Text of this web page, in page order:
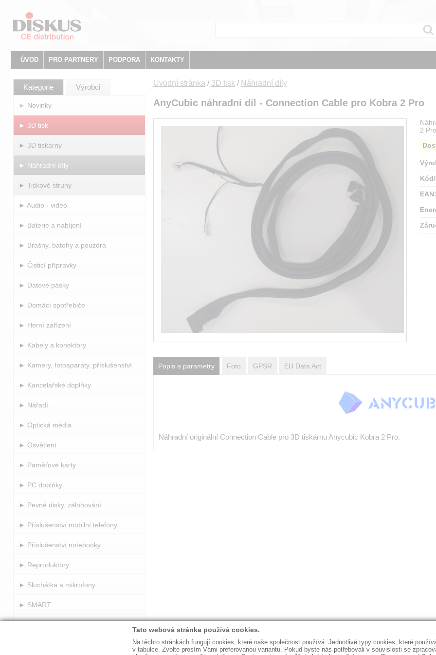
ÚVOD PRO PARTNERY PODPORA KONTAKTY
Kategorie Výrobci
► Novinky
► 3D tisk
► 3D tiskárny
► Náhradní díly
► Tiskové struny
► Audio - video
► Baterie a nabíjení
► Brašny, batohy a pouzdra
► Čisticí přípravky
► Datové pásky
► Domácí spotřebiče
► Herní zařízení
► Kabely a konektory
► Kamery, fotoaparáty, příslušenství
► Kancelářské doplňky
► Nářadí
► Optická média
► Osvětlení
► Paměťové karty
► PC doplňky
► Pevné disky, zálohování
► Příslušenství mobilní telefony
► Příslušenství notebooky
► Reproduktory
► Sluchátka a mikrofony
► SMART
Úvodní stránka / 3D tisk / Náhradní díly
AnyCubic náhradní díl - Connection Cable pro Kobra 2 Pro
2 Pro.
EAN:
Popis a parametry Foto GPSR EU Data Act
Náhradní originální Connection Cable pro 3D tiskárnu Anycubic Kobra 2 Pro.